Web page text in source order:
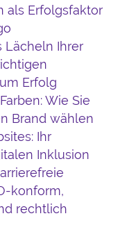
als Erfolgsfaktor
Lächeln Ihrer
Erfolg
Wie Sie
Brand wählen
Ihr
Inklusion
konform,
rechtlich